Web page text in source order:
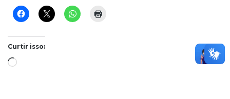
Curtir isso:
Carregando...